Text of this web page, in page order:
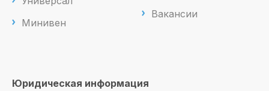
Минивен
Вакансии
Юридическая информация